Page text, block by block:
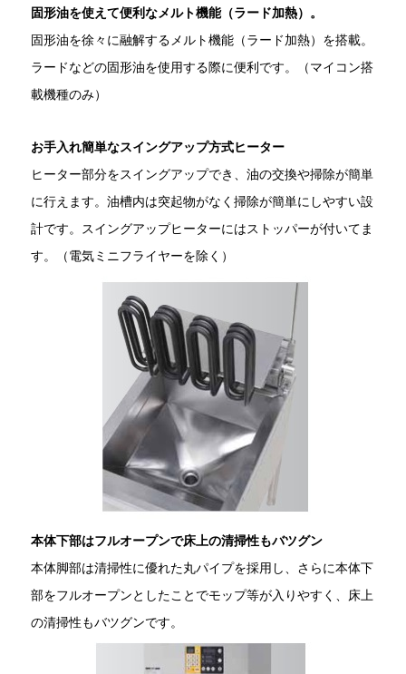
固形油を使えて便利なメルト機能（ラード加熱）。
固形油を徐々に融解するメルト機能（ラード加熱）を搭載。
ラードなどの固形油を使用する際に便利です。（マイコン搭
載機種のみ）
お手入れ簡単なスイングアップ方式ヒーター
ヒーター部分をスイングアップでき、油の交換や掃除が簡単
に行えます。油槽内は突起物がなく掃除が簡単にしやすい設
計です。スイングアップヒーターにはストッパーが付いてま
す。（電気ミニフライヤーを除く）
本体下部はフルオープンで床上の清掃性もバツグン
本体脚部は清掃性に優れた丸パイプを採用し、さらに本体下
部をフルオープンとしたことでモップ等が入りやすく、床上
の清掃性もバツグンです。